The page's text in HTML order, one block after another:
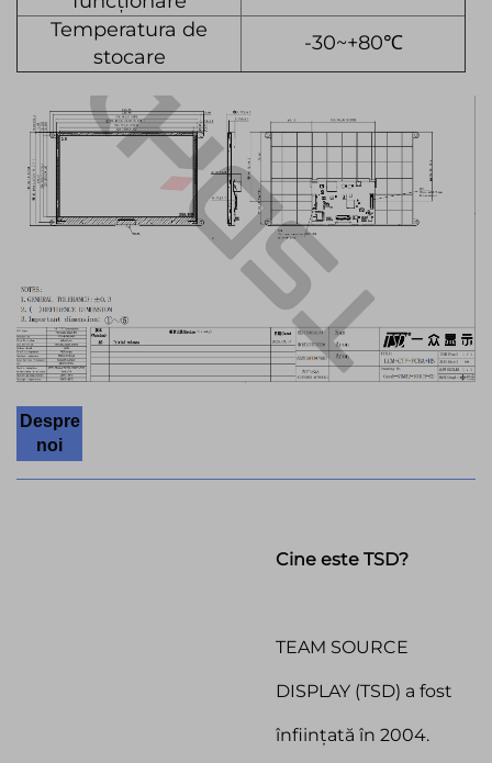
Temperatura de
stocare
-30~+80℃
Despre
noi
Cine este TSD?
TEAM SOURCE
DISPLAY (TSD) a fost
înființată în 2004.